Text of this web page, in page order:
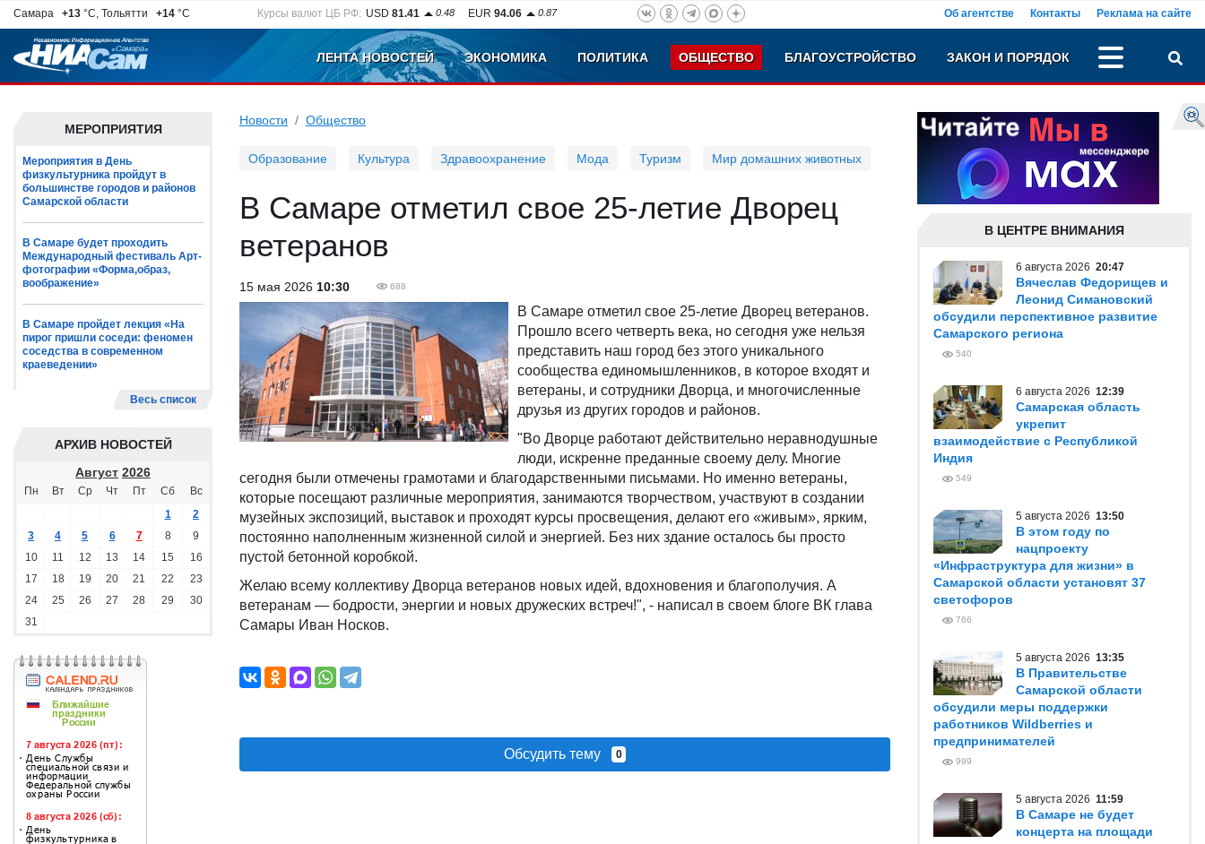
Самара +13 °C, Тольятти +14 °C Курсы валют ЦБ РФ: USD 81.41 0.48 EUR 94.06 0.87 Об агентстве Контакты Реклама на сайте
ЛЕНТА НОВОСТЕЙ ЭКОНОМИКА ПОЛИТИКА ОБЩЕСТВО БЛАГОУСТРОЙСТВО ЗАКОН И ПОРЯДОК
МЕРОПРИЯТИЯ
Мероприятия в День
физкультурника пройдут в
большинстве городов и районов
Самарской области
В Самаре будет проходить
Международный фестиваль Арт-
фотографии «Форма,образ,
воображение»
В Самаре пройдет лекция «На
пирог пришли соседи: феномен
соседства в современном
краеведении»
Весь список
АРХИВ НОВОСТЕЙ
Август 2026
Пн Вт Ср Чт Пт Сб
Вс
1
2
3
4 5 6 7 8
9
10
11 12 13 14 15
16
17
18 19 20 21 22
23
24
25 26 27 28 29
30
31
Новости Общество
Образование Культура Здравоохранение Мода Туризм Мир домашних животных
В Самаре отметил свое 25-летие Дворец
ветеранов
15 мая 2026 10:30 688
В Самаре отметил свое 25-летие Дворец ветеранов.
Прошло всего четверть века, но сегодня уже нельзя
представить наш город без этого уникального
сообщества единомышленников, в которое входят и
ветераны, и сотрудники Дворца, и многочисленные
друзья из других городов и районов.
"Во Дворце работают действительно неравнодушные
люди, искренне преданные своему делу. Многие
сегодня были отмечены грамотами и благодарственными письмами. Но именно ветераны,
которые посещают различные мероприятия, занимаются творчеством, участвуют в создании
музейных экспозиций, выставок и проходят курсы просвещения, делают его «живым», ярким,
постоянно наполненным жизненной силой и энергией. Без них здание осталось бы просто
пустой бетонной коробкой.
Желаю всему коллективу Дворца ветеранов новых идей, вдохновения и благополучия. А
ветеранам — бодрости, энергии и новых дружеских встреч!", - написал в своем блоге ВК глава
Самары Иван Носков.
Обсудить тему 0
В ЦЕНТРЕ ВНИМАНИЯ
6 августа 2026 20:47
Вячеслав Федорищев и
Леонид Симановский
обсудили перспективное развитие
Самарского региона
540
6 августа 2026 12:39
Самарская область
укрепит
взаимодействие с Республикой
Индия
549
5 августа 2026 13:50
В этом году по
нацпроекту
«Инфраструктура для жизни» в
Самарской области установят 37
светофоров
766
5 августа 2026 13:35
В Правительстве
Самарской области
обсудили меры поддержки
работников Wildberries и
предпринимателей
999
5 августа 2026 11:59
В Самаре не будет
концерта на площади